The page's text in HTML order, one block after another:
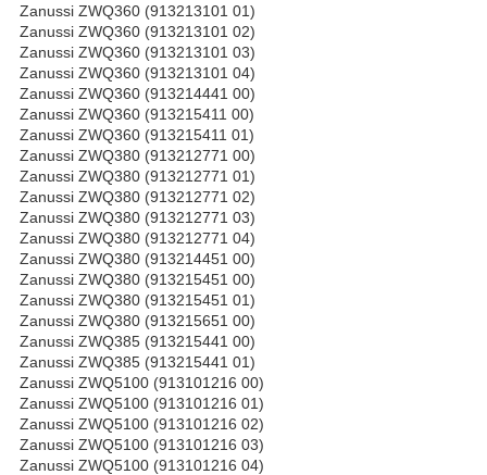
Zanussi ZWQ360 (913213101 01)
Zanussi ZWQ360 (913213101 02)
Zanussi ZWQ360 (913213101 03)
Zanussi ZWQ360 (913213101 04)
Zanussi ZWQ360 (913214441 00)
Zanussi ZWQ360 (913215411 00)
Zanussi ZWQ360 (913215411 01)
Zanussi ZWQ380 (913212771 00)
Zanussi ZWQ380 (913212771 01)
Zanussi ZWQ380 (913212771 02)
Zanussi ZWQ380 (913212771 03)
Zanussi ZWQ380 (913212771 04)
Zanussi ZWQ380 (913214451 00)
Zanussi ZWQ380 (913215451 00)
Zanussi ZWQ380 (913215451 01)
Zanussi ZWQ380 (913215651 00)
Zanussi ZWQ385 (913215441 00)
Zanussi ZWQ385 (913215441 01)
Zanussi ZWQ5100 (913101216 00)
Zanussi ZWQ5100 (913101216 01)
Zanussi ZWQ5100 (913101216 02)
Zanussi ZWQ5100 (913101216 03)
Zanussi ZWQ5100 (913101216 04)